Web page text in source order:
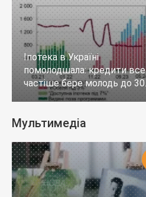
Іпотека в Україні
помолодшала: кредити все
частіше бере молодь до 30
років
Мультимедіа